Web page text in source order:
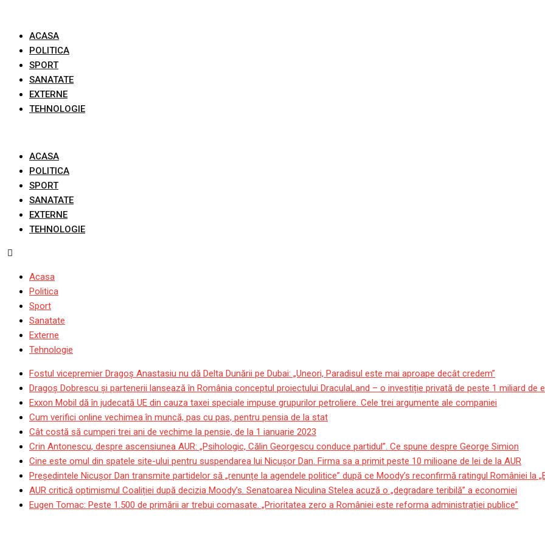
contentACASA
POLITICA
SPORT
SANATATE
EXTERNE
TEHNOLOGIE
ACASA
POLITICA
SPORT
SANATATE
EXTERNE
TEHNOLOGIE
Acasa
Politica
Sport
Sanatate
Externe
Tehnologie
Fostul vicepremier Dragoș Anastasiu nu dă Delta Dunării pe Dubai: „Uneori, Paradisul este mai aproape decât credem”
Dragoş Dobrescu şi partenerii lansează în România conceptul proiectului DraculaLand – o investiție privată de peste 1 miliard de
Exxon Mobil dă în judecată UE din cauza taxei speciale impuse grupurilor petroliere. Cele trei argumente ale companiei
Cum verifici online vechimea în muncă, pas cu pas, pentru pensia de la stat
Cât costă să cumperi trei ani de vechime la pensie, de la 1 ianuarie 2023
Crin Antonescu, despre ascensiunea AUR: „Psihologic, Călin Georgescu conduce partidul”. Ce spune despre George Simion
Cine este omul din spatele site-ului pentru suspendarea lui Nicuşor Dan. Firma sa a primit peste 10 milioane de lei de la AUR
Președintele Nicușor Dan transmite partidelor să „renunțe la agendele politice” după ce Moody’s reconfirmă ratingul României la
AUR critică optimismul Coaliției după decizia Moody’s. Senatoarea Niculina Stelea acuză o „degradare teribilă” a economiei
Eugen Tomac: Peste 1.500 de primării ar trebui comasate. „Prioritatea zero a României este reforma administrației publice”